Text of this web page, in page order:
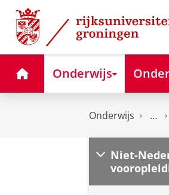
Skip
Content
Skip
Navigation
HomeOnderwijs
Onderwijs
Niet-